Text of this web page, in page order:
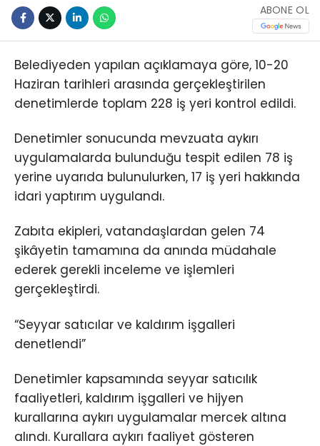
ABONE OL
Belediyeden yapılan açıklamaya göre, 10-20
Haziran tarihleri arasında gerçekleştirilen
denetimlerde toplam 228 iş yeri kontrol edildi.
Denetimler sonucunda mevzuata aykırı
uygulamalarda bulunduğu tespit edilen 78 iş
yerine uyarıda bulunulurken, 17 iş yeri hakkında
idari yaptırım uygulandı.
Zabıta ekipleri, vatandaşlardan gelen 74
şikâyetin tamamına da anında müdahale
ederek gerekli inceleme ve işlemleri
gerçekleştirdi.
“Seyyar satıcılar ve kaldırım işgalleri
denetlendi”
Denetimler kapsamında seyyar satıcılık
faaliyetleri, kaldırım işgalleri ve hijyen
kurallarına aykırı uygulamalar mercek altına
alındı. Kurallara aykırı faaliyet gösteren